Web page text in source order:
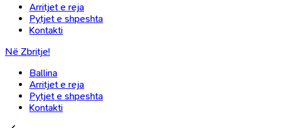
Arritjet e reja
Pytjet e shpeshta
Kontakti
Në Zbritje!
Ballina
Arritjet e reja
Pytjet e shpeshta
Kontakti